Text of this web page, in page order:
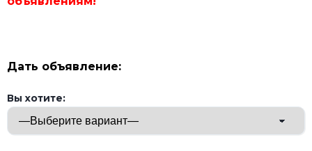
Дать объявление:
Вы хотите: